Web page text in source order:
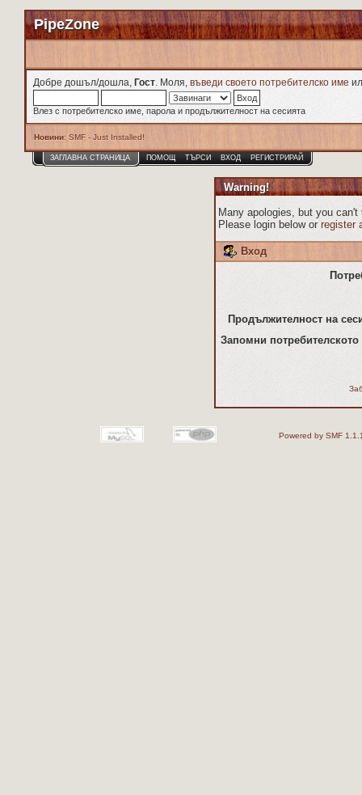
PipeZone
Добре дошъл/дошла, Гост . Моля, въведи своето потребителско име
Влез с потребителско име, парола и продължителност на сесията
Новини: SMF - Just Installed!
ЗАГЛАВНА СТРАНИЦА ПОМОЩ ТЪРСИ ВХОД РЕГИСТРИРАЙ
Warning!
Many apologies, but you
Please login below or register
Вход
Продължителност на
Запомни
Powered by SMF